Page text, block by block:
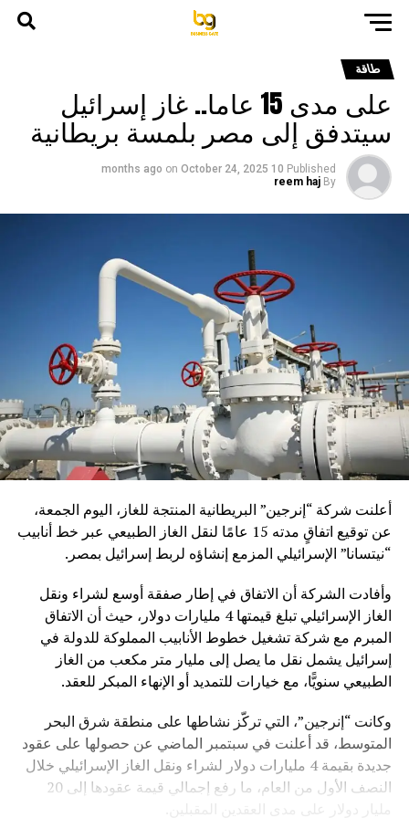
طاقة
على مدى 15 عاما.. غاز إسرائيل
سيتدفق إلى مصر بلمسة بريطانية
Published
10 months ago
on October 24, 2025
By
reem haj
أعلنت شركة “إنرجين” البريطانية المنتجة للغاز، اليوم الجمعة،
عن توقيع اتفاقٍ مدته 15 عامًا لنقل الغاز الطبيعي عبر خط أنابيب
“نيتسانا” الإسرائيلي المزمع إنشاؤه لربط إسرائيل بمصر.
وأفادت الشركة أن الاتفاق في إطار صفقة أوسع لشراء ونقل
الغاز الإسرائيلي تبلغ قيمتها 4 مليارات دولار، حيث أن الاتفاق
المبرم مع شركة تشغيل خطوط الأنابيب المملوكة للدولة في
إسرائيل يشمل نقل ما يصل إلى مليار متر مكعب من الغاز
الطبيعي سنويًّا، مع خيارات للتمديد أو الإنهاء المبكر للعقد.
وكانت “إنرجين”، التي تركّز نشاطها على منطقة شرق البحر
المتوسط، قد أعلنت في سبتمبر الماضي عن حصولها على عقود
جديدة بقيمة 4 مليارات دولار لشراء ونقل الغاز الإسرائيلي خلال
النصف الأول من العام، ما رفع إجمالي قيمة عقودها إلى 20